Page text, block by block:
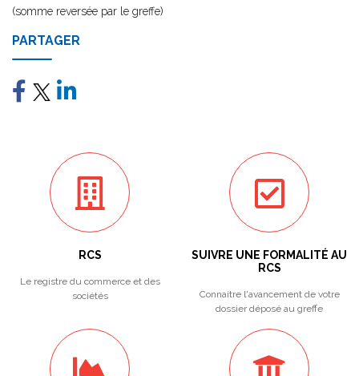
(somme reversée par le greffe)
PARTAGER
RCS
Le registre du commerce et des
sociétés
SUIVRE UNE FORMALITÉ AU
RCS
Connaitre l'avancement de votre
dossier déposé au greffe